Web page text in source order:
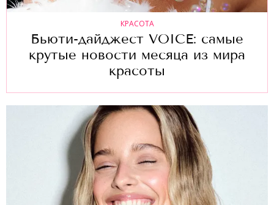
КРАСОТА
Бьюти-дайджест VOICE: самые
крутые новости месяца из мира
красоты